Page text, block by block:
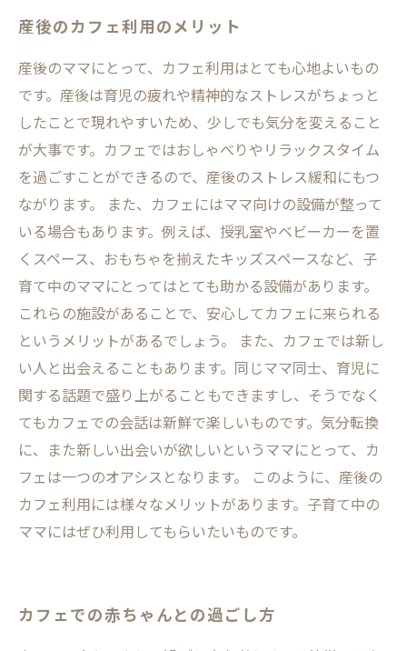
産後のカフェ利用のメリット
産後のママにとって、カフェ利用はとても心地よいもの
です。産後は育児の疲れや精神的なストレスがちょっと
したことで現れやすいため、少しでも気分を変えること
が大事です。カフェではおしゃべりやリラックスタイム
を過ごすことができるので、産後のストレス緩和にもつ
ながります。 また、カフェにはママ向けの設備が整って
いる場合もあります。例えば、授乳室やベビーカーを置
くスペース、おもちゃを揃えたキッズスペースなど、子
育て中のママにとってはとても助かる設備があります。
これらの施設があることで、安心してカフェに来られる
というメリットがあるでしょう。 また、カフェでは新し
い人と出会えることもあります。同じママ同士、育児に
関する話題で盛り上がることもできますし、そうでなく
てもカフェでの会話は新鮮で楽しいものです。気分転換
に、また新しい出会いが欲しいというママにとって、カ
フェは一つのオアシスとなります。 このように、産後の
カフェ利用には様々なメリットがあります。子育て中の
ママにはぜひ利用してもらいたいものです。
カフェでの赤ちゃんとの過ごし方